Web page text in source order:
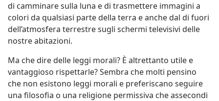
di camminare sulla luna e di trasmettere immagini a
colori da qualsiasi parte della terra e anche dal di fuori
dell’atmosfera terrestre sugli schermi televisivi delle
nostre abitazioni.
Ma che dire delle leggi morali? È altrettanto utile e
vantaggioso rispettarle? Sembra che molti pensino
che non esistono leggi morali e preferiscano seguire
una filosofia o una religione permissiva che assecondi